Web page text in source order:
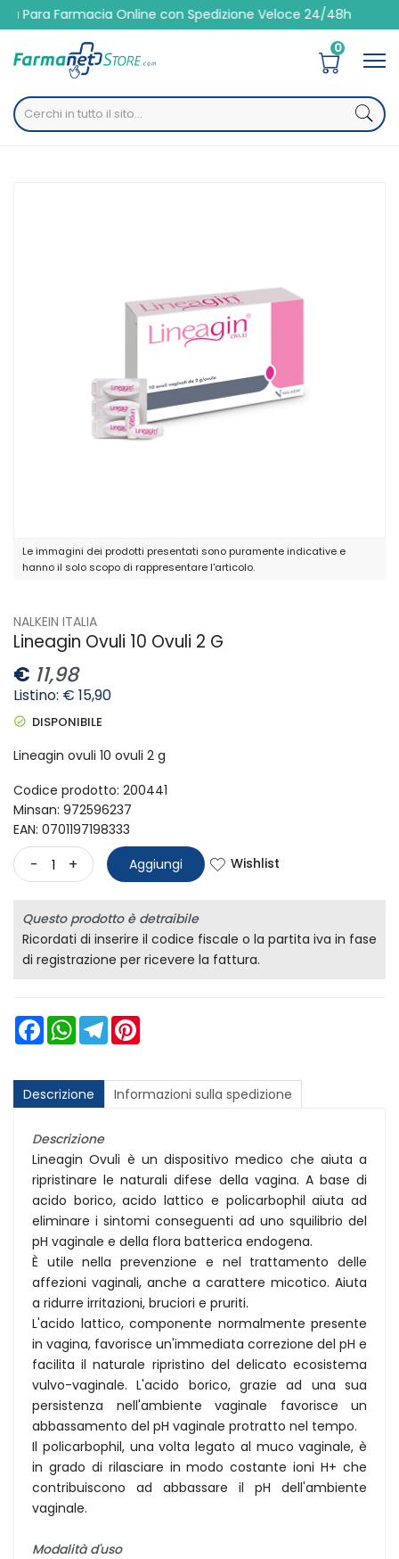
Farmacia Online con Spedizione Veloce 24/48h
0
Le immagini dei prodotti presentati sono puramente indicative e
hanno il solo scopo di rappresentare l'articolo.
NALKEIN ITALIA
Lineagin Ovuli 10 Ovuli 2 G
€ 11,98
Listino: € 15,90
DISPONIBILE
Lineagin ovuli 10 ovuli 2 g
Codice prodotto: 200441
Minsan: 972596237
EAN: 0701197198333
- + Aggiungi Wishlist
Questo prodotto è detraibile
Ricordati di inserire il codice fiscale o la partita iva in fase
di registrazione per ricevere la fattura.
FacebookWhatsAppTelegram
Descrizione Informazioni sulla spedizione
Descrizione
Lineagin Ovuli è un dispositivo medico che aiuta a
ripristinare le naturali difese della vagina. A base di
acido borico, acido lattico e policarbophil aiuta ad
eliminare i sintomi conseguenti ad uno squilibrio del
pH vaginale e della flora batterica endogena.
È utile nella prevenzione e nel trattamento delle
affezioni vaginali, anche a carattere micotico. Aiuta
a ridurre irritazioni, bruciori e pruriti.
L'acido lattico, componente normalmente presente
in vagina, favorisce un'immediata correzione del pH e
facilita il naturale ripristino del delicato ecosistema
vulvo-vaginale. L'acido borico, grazie ad una sua
persistenza nell'ambiente vaginale favorisce un
abbassamento del pH vaginale protratto nel tempo.
Il policarbophil, una volta legato al muco vaginale, è
in grado di rilasciare in modo costante ioni H+ che
contribuiscono ad abbassare il pH dell'ambiente
vaginale.
Modalità d'uso